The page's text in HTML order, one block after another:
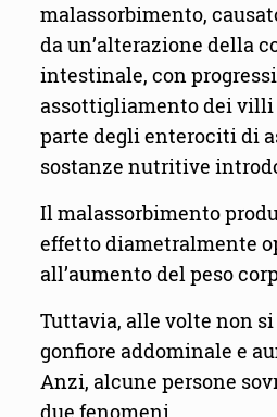
malassorbimento,
da un’alterazione della
intestinale, con
assottigliamento dei
parte degli enterociti di
sostanze nutritive
Il malassorbimento
effetto diametralmente
all’aumento del peso
Tuttavia, alle volte non
gonfiore addominale e
Anzi, alcune persone